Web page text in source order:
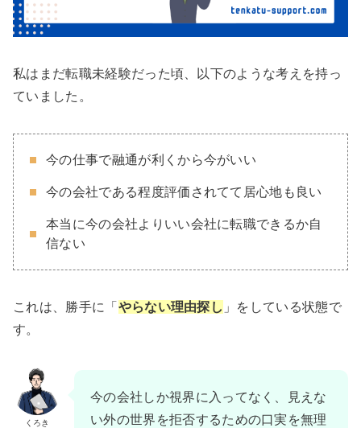
私はまだ転職未経験だった頃、以下のような考えを持っ
ていました。
今の仕事で融通が利くから今がいい
今の会社である程度評価されてて居心地も良い
本当に今の会社よりいい会社に転職できるか自
信ない
これは、勝手に「 やらない理由探し 」をしている状態で
す。
くろき
今の会社しか視界に入ってなく、見えな
い外の世界を拒否するための口実を無理